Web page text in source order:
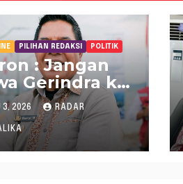
PILIHAN REDAKSI POLITIK
: Jangan
Gerindra ke
LAZ
3, 2026 RADAR